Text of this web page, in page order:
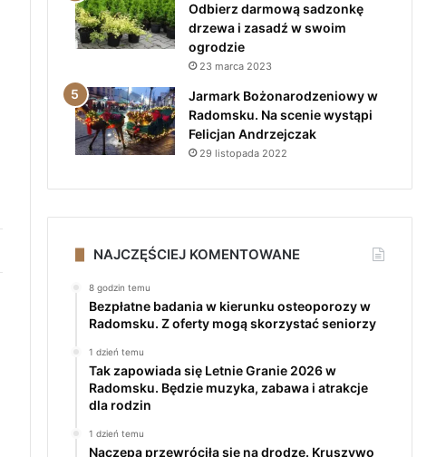
Odbierz darmową sadzonkę
drzewa i zasadź w swoim
ogrodzie
23 marca 2023
Jarmark Bożonarodzeniowy w
Radomsku. Na scenie wystąpi
Felicjan Andrzejczak
29 listopada 2022
NAJCZĘŚCIEJ KOMENTOWANE
8 godzin temu
Bezpłatne badania w kierunku osteoporozy w
Radomsku. Z oferty mogą skorzystać seniorzy
1 dzień temu
Tak zapowiada się Letnie Granie 2026 w
Radomsku. Będzie muzyka, zabawa i atrakcje
dla rodzin
1 dzień temu
Naczepa przewróciła się na drodze. Kruszywo